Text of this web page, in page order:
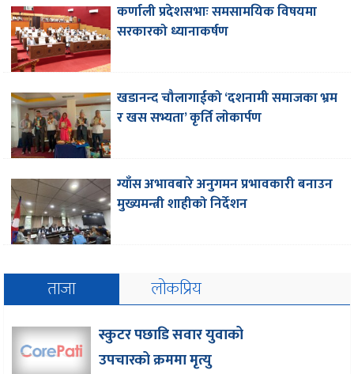
कर्णाली प्रदेशसभाः समसामयिक विषयमा
सरकारको ध्यानाकर्षण
खडानन्द चौलागाईको ‘दशनामी समाजका भ्रम
र खस सभ्यता’ कृर्ति लाेकार्पण
ग्याँस अभावबारे अनुगमन प्रभावकारी बनाउन
मुख्यमन्त्री शाहीको निर्देशन
ताजा लोकप्रिय
स्कुटर पछाडि सवार युवाको
उपचारको क्रममा मृत्यु